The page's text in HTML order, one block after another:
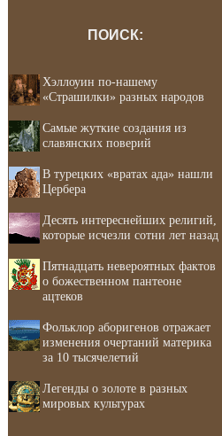
ПОИСК:
Хэллоуин по-нашему
«Страшилки» разных народов
Самые жуткие создания из
славянских поверий
В турецких «вратах ада» нашли
Цербера
Десять интереснейших религий,
которые исчезли сотни лет назад
Пятнадцать невероятных фактов
о божественном пантеоне
ацтеков
Фольклор аборигенов отражает
изменения очертаний материка
за 10 тысячелетий
Легенды о золоте в разных
мировых культурах